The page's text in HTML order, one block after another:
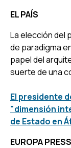
EL PAÍS
La elección del
de paradigma
papel del
suerte de una
El presidente
"dimensión
de Estado en
EUROPA PRESS